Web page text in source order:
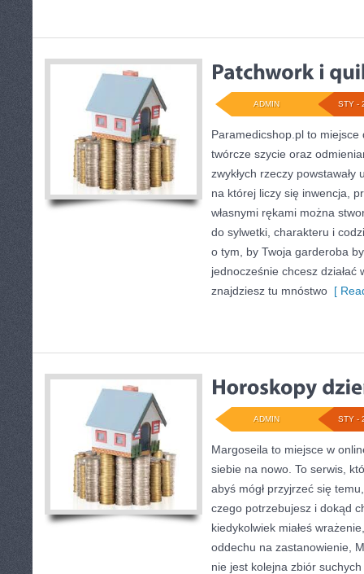
STY -
ADMIN
Paramedicshop.pl to
twórcze szycie oraz
zwykłych rzeczy
na której liczy się inwencja,
własnymi rękami można
do sylwetki, charakteru i
o tym, by Twoja garderoba
jednocześnie chcesz działać
znajdziesz tu mnóstwo [
STY -
ADMIN
Margoseila to miejsce w
siebie na nowo. To serwis,
abyś mógł przyjrzeć się
czego potrzebujesz i dokąd
kiedykolwiek miałeś
oddechu na zastanowienie,
nie jest kolejna zbiór